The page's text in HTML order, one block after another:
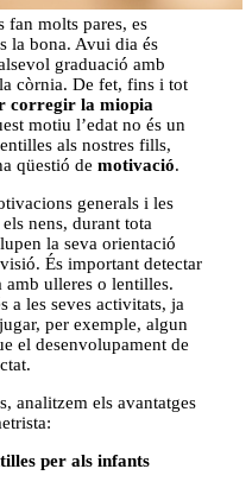
fan molts pares, es
la bona. Avui dia és
graduació amb
còrnia. De fet, fins i tot
corregir la miopia
motiu l’edat no és un
als nostres fills,
qüestió demotivació.
generals i les
nens, durant tota
la seva orientació
És important detectar
ulleres o lentilles.
a les seves activitats, ja
per exemple, algun
el desenvolupament de
analitzem els avantatges
per als infants